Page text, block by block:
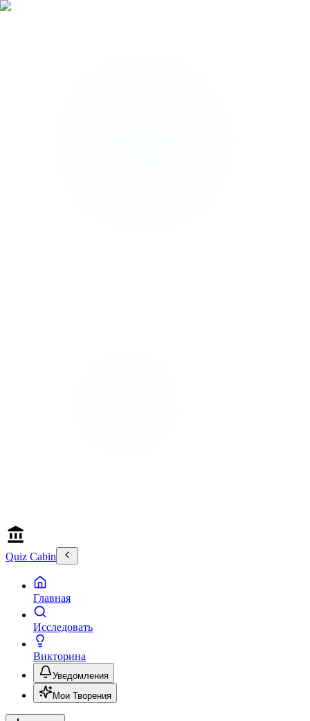
Quiz Cabin
Главная
Исследовать
Викторина
Уведомления
Мои Творения